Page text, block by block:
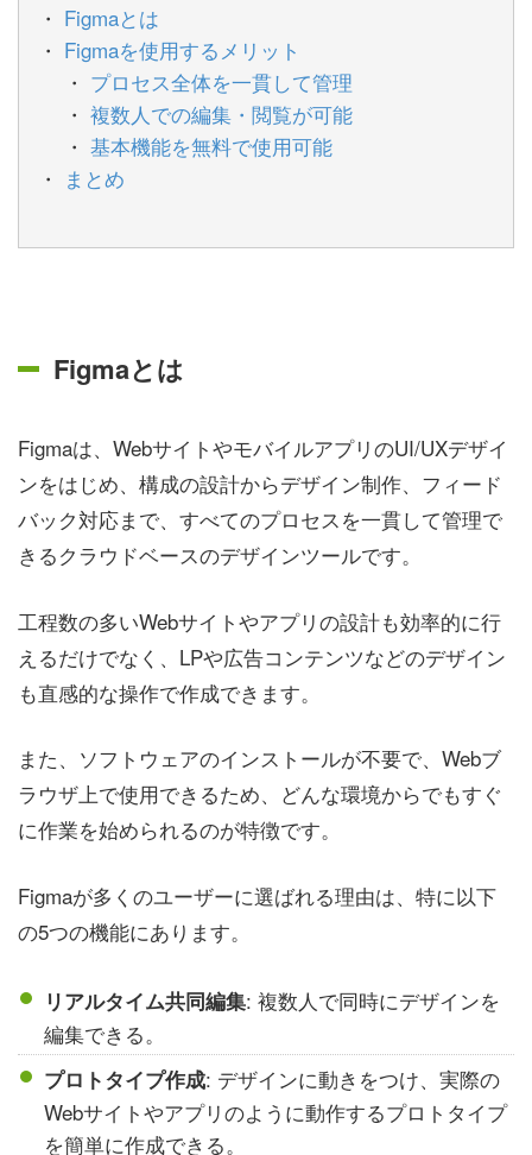
Figmaとは
Figmaを使用するメリット
プロセス全体を一貫して管理
複数人での編集・閲覧が可能
基本機能を無料で使用可能
まとめ
Figmaとは
Figmaは、WebサイトやモバイルアプリのUI/UXデザイ
ンをはじめ、構成の設計からデザイン制作、フィード
バック対応まで、すべてのプロセスを一貫して管理で
きるクラウドベースのデザインツールです。
工程数の多いWebサイトやアプリの設計も効率的に行
えるだけでなく、LPや広告コンテンツなどのデザイン
も直感的な操作で作成できます。
また、ソフトウェアのインストールが不要で、Webブ
ラウザ上で使用できるため、どんな環境からでもすぐ
に作業を始められるのが特徴です。
Figmaが多くのユーザーに選ばれる理由は、特に以下
の5つの機能にあります。
リアルタイム共同編集: 複数人で同時にデザインを
編集できる。
プロトタイプ作成: デザインに動きをつけ、実際の
Webサイトやアプリのように動作するプロトタイプ
を簡単に作成できる。